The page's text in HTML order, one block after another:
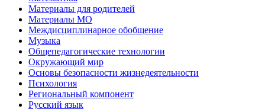
Материалы для родителей
Материалы МО
Междисциплинарное обобщение
Музыка
Общепедагогические технологии
Окружающий мир
Основы безопасности жизнедеятельности
Психология
Региональный компонент
Русский язык